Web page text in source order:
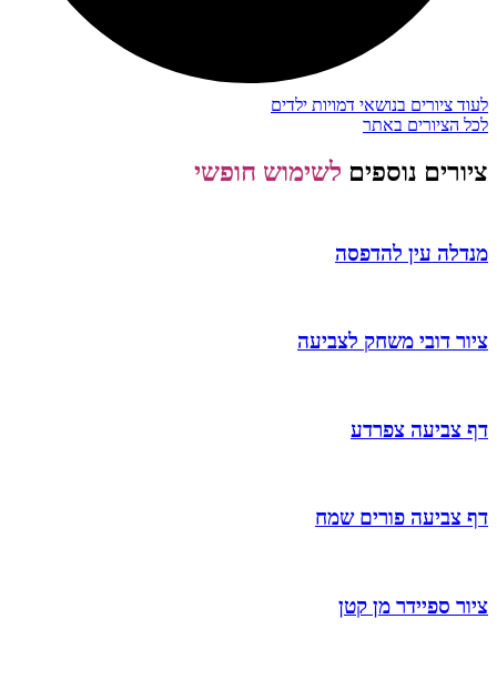
לעוד ציורים בנושאי דמויות ילדים
לכל הציורים באתר
ציורים נוספים לשימוש חופשי
מנדלה עין להדפסה
ציור דובי משחק לצביעה
דף צביעה צפרדע
דף צביעה פורים שמח
ציור ספיידר מן קטן